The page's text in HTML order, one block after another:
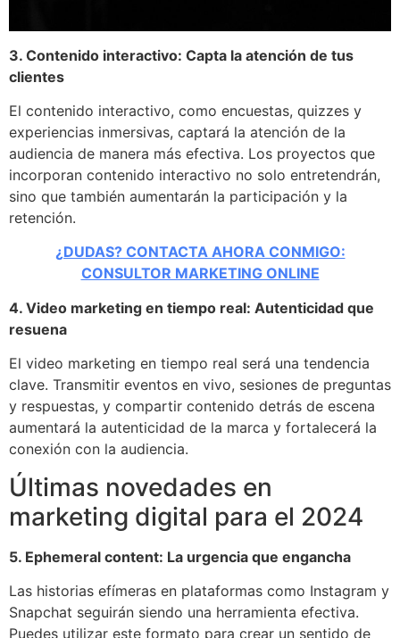
3. Contenido interactivo: Capta la atención de tus
clientes
El contenido interactivo, como encuestas, quizzes y
experiencias inmersivas, captará la atención de la
audiencia de manera más efectiva. Los proyectos que
incorporan contenido interactivo no solo entretendrán,
sino que también aumentarán la participación y la
retención.
¿DUDAS? CONTACTA AHORA CONMIGO:
CONSULTOR MARKETING ONLINE
4. Video marketing en tiempo real: Autenticidad que
resuena
El video marketing en tiempo real será una tendencia
clave. Transmitir eventos en vivo, sesiones de preguntas
y respuestas, y compartir contenido detrás de escena
aumentará la autenticidad de la marca y fortalecerá la
conexión con la audiencia.
Últimas novedades en
marketing digital para el 2024
5. Ephemeral content: La urgencia que engancha
Las historias efímeras en plataformas como Instagram y
Snapchat seguirán siendo una herramienta efectiva.
Puedes utilizar este formato para crear un sentido de